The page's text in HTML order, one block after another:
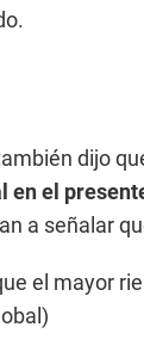
dijo
en el
a señalar
el mayor